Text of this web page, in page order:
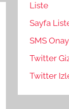
Liste
Sayfa
SMS Onay
Twitter
Twitter